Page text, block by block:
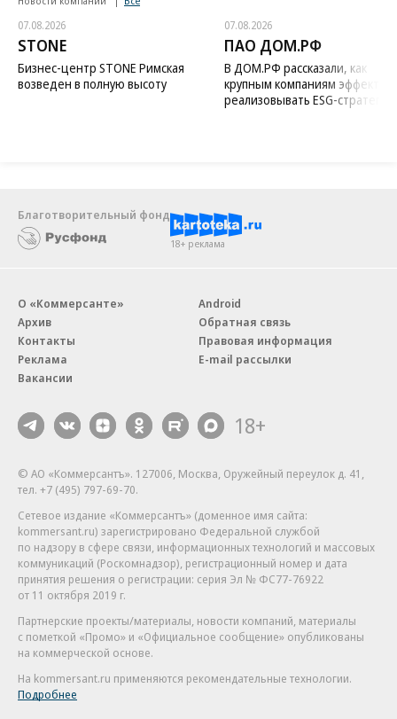
07.08.2026
STONE
Бизнес-центр STONE Римская
возведен в полную высоту
07.08.2026
ПАО ДОМ.РФ
В ДОМ.РФ рассказали, как
крупным компаниям
реализовывать ESG-стратегию
Благотворительный фонд
18+ реклама
О «Коммерсанте»
Архив
Контакты
Реклама
Вакансии
Android
Обратная связь
Правовая информация
E-mail рассылки
18+
© АО «Коммерсантъ». 127006, Москва, Оружейный переулок д. 41,
тел. +7 (495) 797-69-70.
Сетевое издание «Коммерсантъ» (доменное имя сайта:
kommersant.ru) зарегистрировано Федеральной службой
по надзору в сфере связи, информационных технологий и массовых
коммуникаций (Роскомнадзор), регистрационный номер и дата
принятия решения о регистрации: серия Эл № ФС77-76922
от 11 октября 2019 г.
Партнерские проекты/материалы, новости компаний, материалы
с пометкой «Промо» и «Официальное сообщение» опубликованы
на коммерческой основе.
На kommersant.ru применяются рекомендательные технологии.
Подробнее